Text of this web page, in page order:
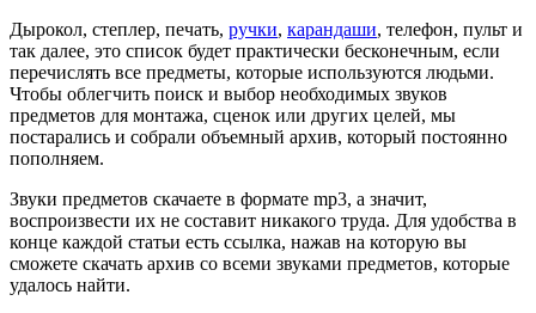
Дырокол, степлер, печать, ручки, карандаши, телефон, пульт и
так далее, это список будет практически бесконечным, если
перечислять все предметы, которые используются людьми.
Чтобы облегчить поиск и выбор необходимых звуков
предметов для монтажа, сценок или других целей, мы
постарались и собрали объемный архив, который постоянно
пополняем.
Звуки предметов скачаете в формате mp3, а значит,
воспроизвести их не составит никакого труда. Для удобства в
конце каждой статьи есть ссылка, нажав на которую вы
сможете скачать архив со всеми звуками предметов, которые
удалось найти.